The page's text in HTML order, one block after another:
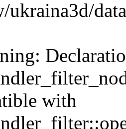
ukraina3d/
with